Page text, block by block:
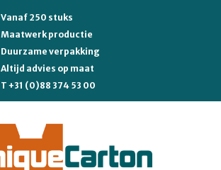
Vanaf 250 stuks
Maatwerk productie
Duurzame verpakking
Altijd advies op maat
T +31 (0)88 374 53 00